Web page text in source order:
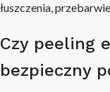
łuszczenia,
Czy peeling
bezpieczny